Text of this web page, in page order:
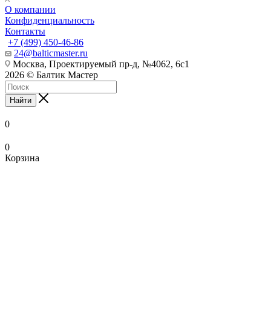
О компании
Конфиденциальность
Контакты
+7 (499) 450-46-86
24@balticmaster.ru
Москва, Проектируемый пр-д, №4062, 6с1
2026 © Балтик Мастер
Найти
0
0
Корзина